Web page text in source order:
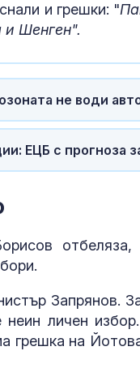
и грешки: "
и Шенген".
не води
ЕЦБ с прогноза
Запрянов.
личен
грешка на